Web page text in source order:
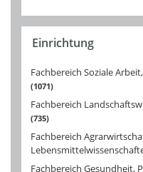
Einrichtung
Fachbereich Soziale
1071
Fachbereich
735
Fachbereich
Fachbereich Gesundheit,